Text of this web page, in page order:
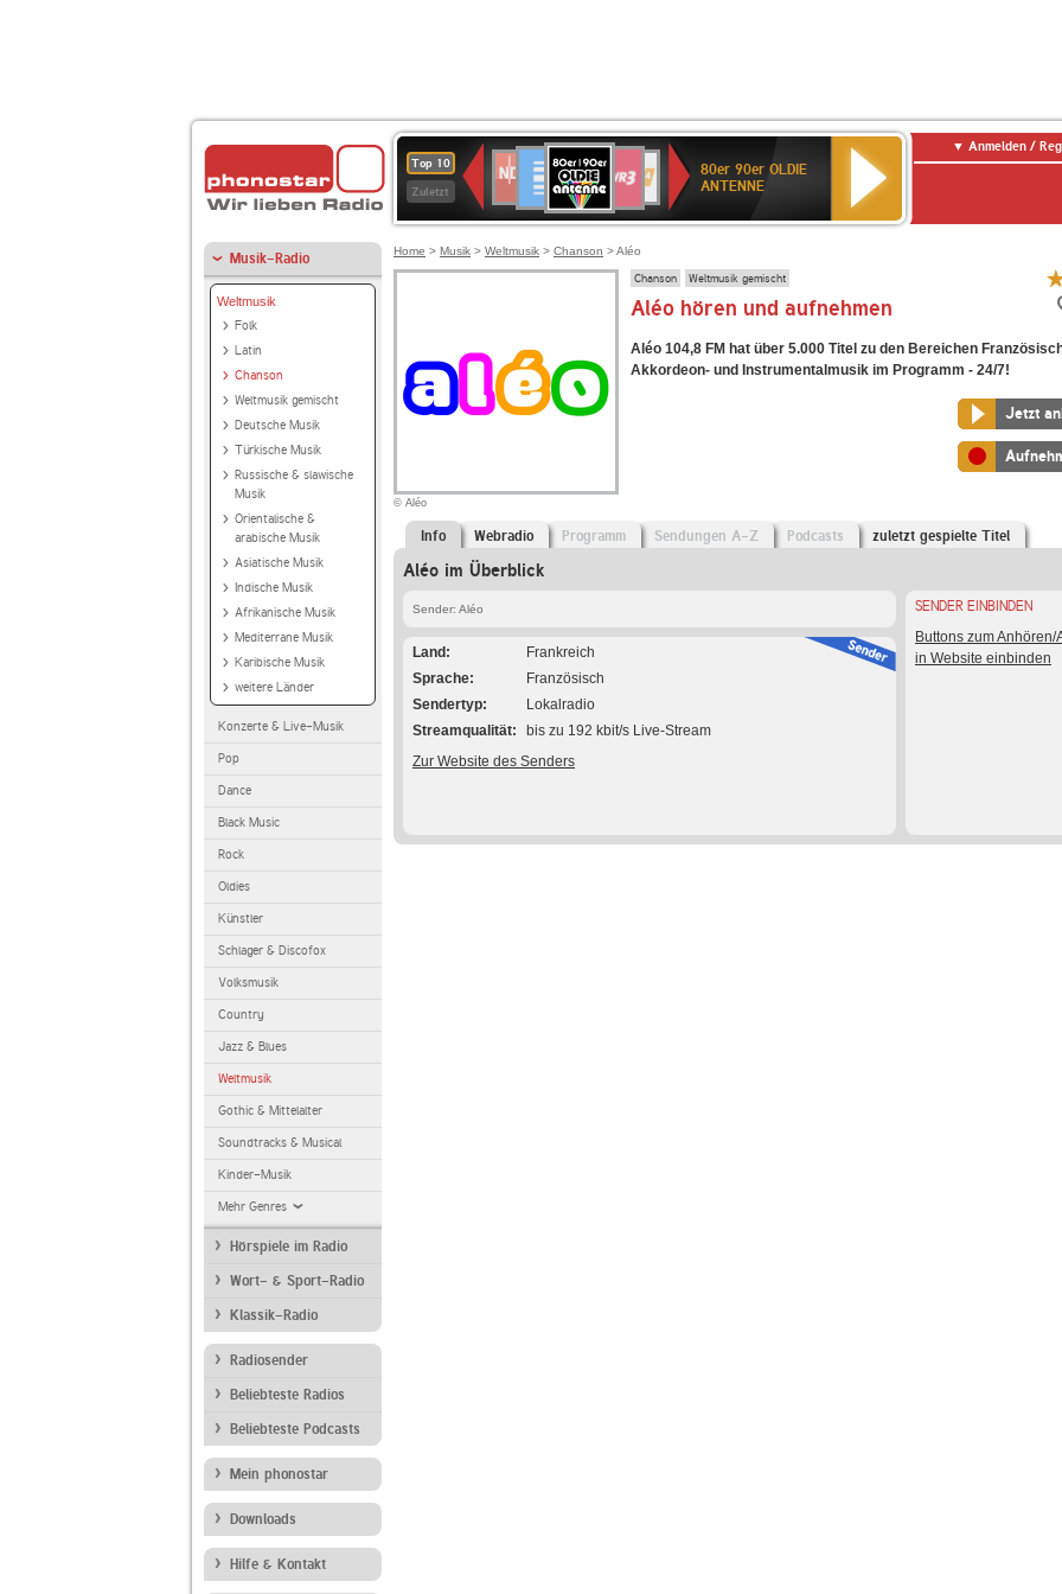
Top 10
Zuletzt
Deutschlandfunk
80er
90er
OLDIE
ANTENNE
SWR3
SWR
Kultur
NDR
2
80er 90er OLDIE
ANTENNE
Anmelden /
Musik-Radio
Weltmusik
Folk
Latin
Chanson
Weltmusik gemischt
Deutsche Musik
Türkische Musik
Russische & slawische
Musik
Orientalische &
arabische Musik
Asiatische Musik
Indische Musik
Afrikanische Musik
Mediterrane Musik
Karibische Musik
weitere Länder
Konzerte & Live-Musik
Pop
Dance
Black Music
Rock
Oldies
Künstler
Schlager & Discofox
Volksmusik
Country
Jazz & Blues
Weltmusik
Gothic & Mittelalter
Soundtracks & Musical
Kinder-Musik
Mehr Genres
Hörspiele im Radio
Wort- & Sport-Radio
Klassik-Radio
Radiosender
Beliebteste Radios
Beliebteste Podcasts
Mein phonostar
Downloads
Hilfe & Kontakt
Home > Musik > Weltmusik > Chanson > Aléo
© Aléo
Chanson Weltmusik gemischt
Aléo hören und aufnehmen
Aléo 104,8 FM hat über 5.000 Titel zu den Bereichen
Akkordeon- und Instrumentalmusik im Programm - 24/7!
Jetzt
Info Webradio Programm Sendungen A-Z Podcasts zuletzt gespielte Titel
Aléo im Überblick
Sender: Aléo
Land
Frankreich
Sprache
Französisch
Sendertyp
Lokalradio
Streamqualität
bis zu 192 kbit/s Live-Stream
Zur Website des Senders
SENDER EINBINDEN
Buttons zum Anhören/
in Website einbinden